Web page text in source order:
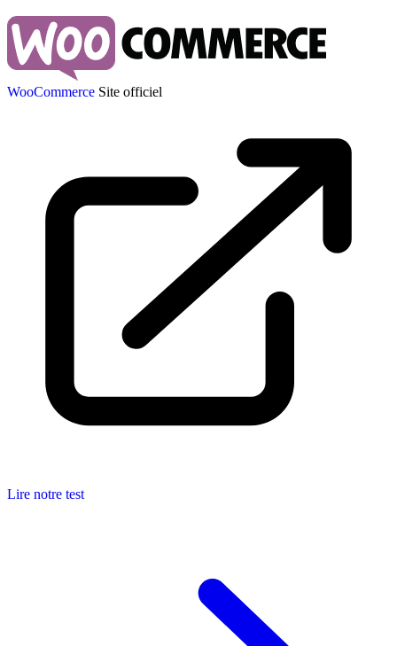
WooCommerce Site officiel
Lire notre test